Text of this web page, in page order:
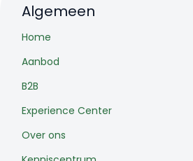
Algemeen
Home
Aanbod
B2B
Experience Center
Over ons